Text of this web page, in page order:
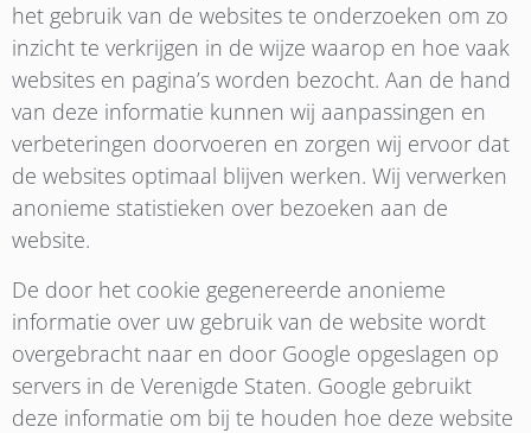
het gebruik van de websites te onderzoeken om zo
inzicht te verkrijgen in de wijze waarop en hoe vaak
websites en pagina’s worden bezocht. Aan de hand
van deze informatie kunnen wij aanpassingen en
verbeteringen doorvoeren en zorgen wij ervoor dat
de websites optimaal blijven werken. Wij verwerken
anonieme statistieken over bezoeken aan de
website.
De door het cookie gegenereerde anonieme
informatie over uw gebruik van de website wordt
overgebracht naar en door Google opgeslagen op
servers in de Verenigde Staten. Google gebruikt
deze informatie om bij te houden hoe deze website